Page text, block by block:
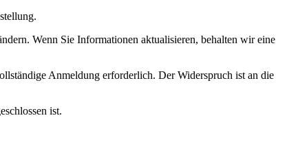
Wenn Sie Informationen aktualisieren, behalten wir eine
Anmeldung erforderlich. Der Widerspruch ist an die
ist.